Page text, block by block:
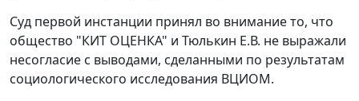
Суд первой инстанции принял во внимание то, что
общество "КИТ ОЦЕНКА" и Тюлькин Е.В. не выражали
несогласие с выводами, сделанными по результатам
социологического исследования ВЦИОМ.